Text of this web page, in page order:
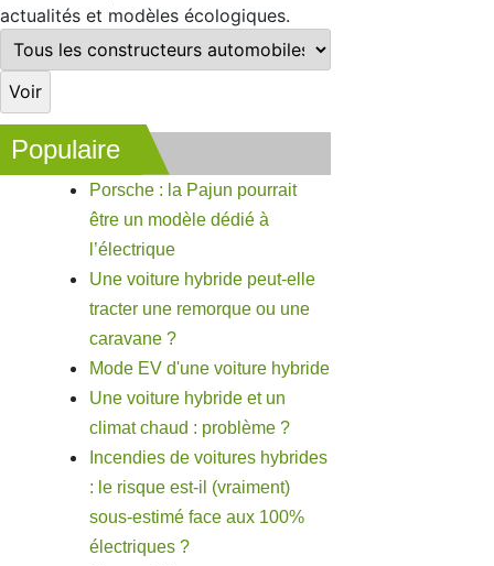
actualités et modèles écologiques.
Populaire
Porsche : la Pajun pourrait
être un modèle dédié à
l’électrique
Une voiture hybride peut-elle
tracter une remorque ou une
caravane ?
Mode EV d'une voiture hybride
Une voiture hybride et un
climat chaud : problème ?
Incendies de voitures hybrides
: le risque est-il (vraiment)
sous-estimé face aux 100%
électriques ?